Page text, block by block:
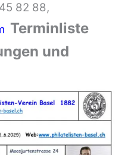
82 88,
Terminliste
und